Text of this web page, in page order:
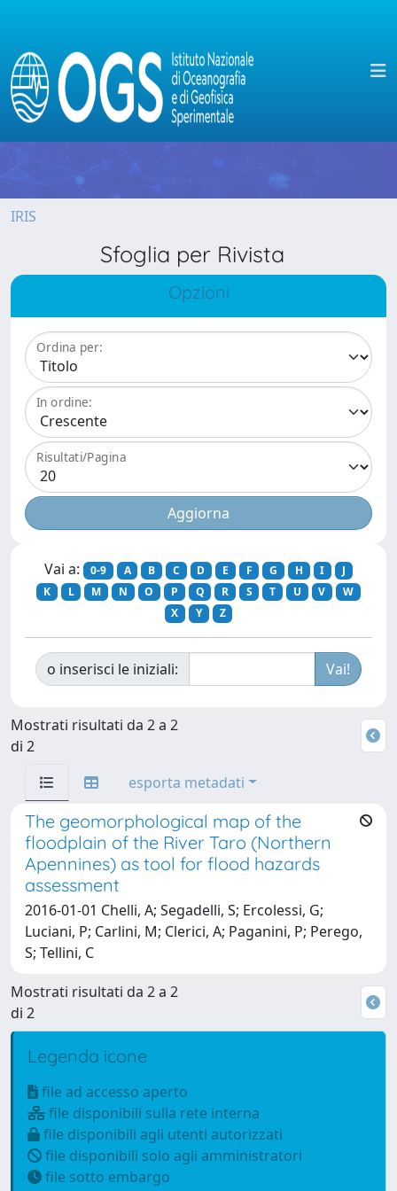
IRIS
Sfoglia per Rivista
Opzioni
Ordina per:
In ordine:
Risultati/Pagina
Vai a: 0-9 A B C D E F G H I
J
K
L M N O P Q R S T U V
W
X
Y Z
o inserisci le iniziali:
Mostrati risultati da 2 a 2
di 2
esporta metadati
The geomorphological map of the
floodplain of the River Taro (Northern
Apennines) as tool for flood hazards
assessment
2016-01-01 Chelli, A; Segadelli, S; Ercolessi, G;
Luciani, P; Carlini, M; Clerici, A; Paganini, P; Perego,
S; Tellini, C
Mostrati risultati da 2 a 2
di 2
Legenda icone
file ad accesso aperto
file disponibili sulla rete interna
file disponibili agli utenti autorizzati
file disponibili solo agli amministratori
file sotto embargo